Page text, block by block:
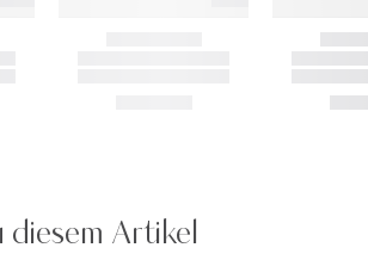
diesem Artikel